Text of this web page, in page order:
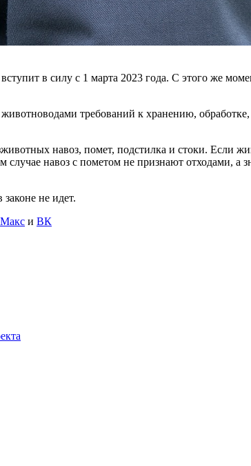
в силу с 1 марта 2023 года. С этого же
требований к хранению,
навоз, помет, подстилка и стоки. Если
случае навоз с пометом не признают отходами, а
не идет.
Макс и ВК